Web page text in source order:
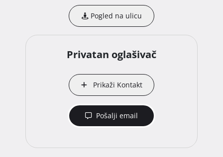
Pogled na ulicu
Privatan oglašivač
Prikaži Kontakt
Pošalji email